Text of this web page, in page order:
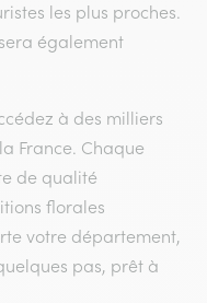
les plus proches.
également
à des milliers
France. Chaque
de qualité
florales
votre département,
pas, prêt à